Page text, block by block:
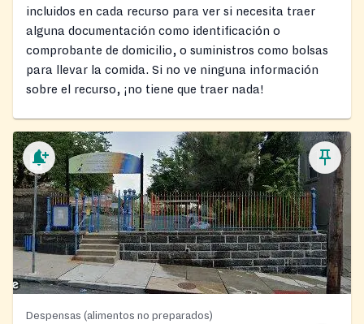
incluidos en cada recurso para ver si necesita traer
alguna documentación como identificación o
comprobante de domicilio, o suministros como bolsas
para llevar la comida. Si no ve ninguna información
sobre el recurso, ¡no tiene que traer nada!
Despensas (alimentos no preparados)